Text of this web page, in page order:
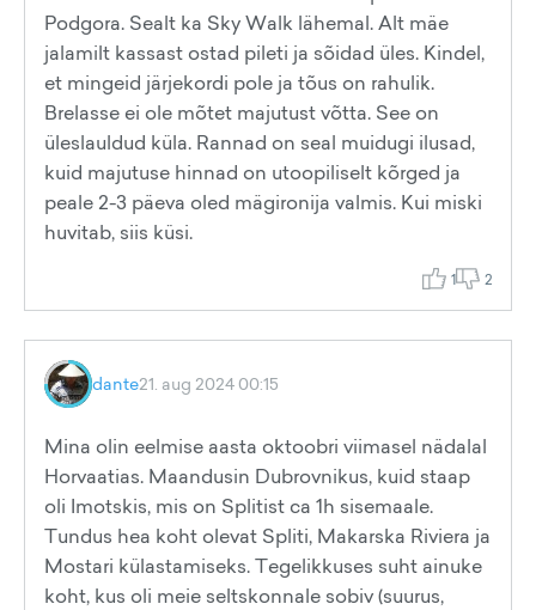
Podgora. Sealt ka Sky Walk lähemal. Alt mäe
jalamilt kassast ostad pileti ja sõidad üles. Kindel,
et mingeid järjekordi pole ja tõus on rahulik.
Brelasse ei ole mõtet majutust võtta. See on
üleslauldud küla. Rannad on seal muidugi ilusad,
kuid majutuse hinnad on utoopiliselt kõrged ja
peale 2-3 päeva oled mägironija valmis. Kui miski
huvitab, siis küsi.
1 2
dante21. aug 2024 00:15
Mina olin eelmise aasta oktoobri viimasel nädalal
Horvaatias. Maandusin Dubrovnikus, kuid staap
oli Imotskis, mis on Splitist ca 1h sisemaale.
Tundus hea koht olevat Spliti, Makarska Riviera ja
Mostari külastamiseks. Tegelikkuses suht ainuke
koht, kus oli meie seltskonnale sobiv (suurus,